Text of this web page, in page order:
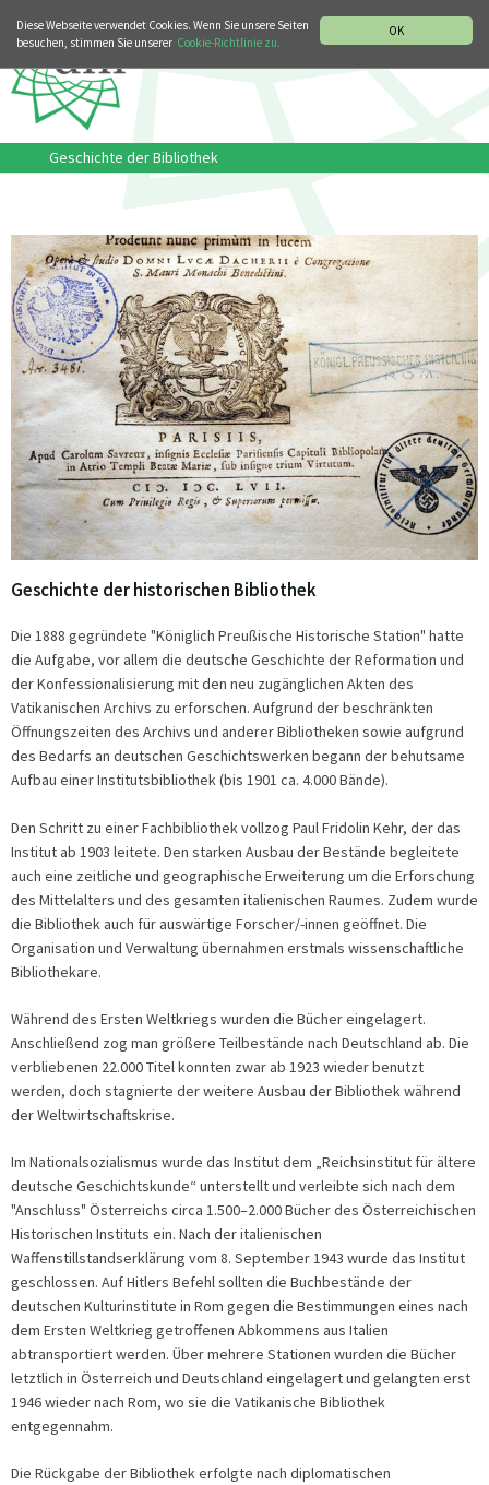
OK
Diese Webseite verwendet Cookies. Wenn Sie unsere Seiten
besuchen, stimmen Sie unserer Cookie-Richtlinie zu.
Geschichte der Bibliothek
Geschichte der historischen Bibliothek
Die 1888 gegründete "Königlich Preußische Historische Station" hatte
die Aufgabe, vor allem die deutsche Geschichte der Reformation und
der Konfessionalisierung mit den neu zugänglichen Akten des
Vatikanischen Archivs zu erforschen. Aufgrund der beschränkten
Öffnungszeiten des Archivs und anderer Bibliotheken sowie aufgrund
des Bedarfs an deutschen Geschichtswerken begann der behutsame
Aufbau einer Institutsbibliothek (bis 1901 ca. 4.000 Bände).
Den Schritt zu einer Fachbibliothek vollzog Paul Fridolin Kehr, der das
Institut ab 1903 leitete. Den starken Ausbau der Bestände begleitete
auch eine zeitliche und geographische Erweiterung um die Erforschung
des Mittelalters und des gesamten italienischen Raumes. Zudem wurde
die Bibliothek auch für auswärtige Forscher/-innen geöffnet. Die
Organisation und Verwaltung übernahmen erstmals wissenschaftliche
Bibliothekare.
Während des Ersten Weltkriegs wurden die Bücher eingelagert.
Anschließend zog man größere Teilbestände nach Deutschland ab. Die
verbliebenen 22.000 Titel konnten zwar ab 1923 wieder benutzt
werden, doch stagnierte der weitere Ausbau der Bibliothek während
der Weltwirtschaftskrise.
Im Nationalsozialismus wurde das Institut dem „Reichsinstitut für ältere
deutsche Geschichtskunde“ unterstellt und verleibte sich nach dem
"Anschluss" Österreichs circa 1.500–2.000 Bücher des Österreichischen
Historischen Instituts ein. Nach der italienischen
Waffenstillstandserklärung vom 8. September 1943 wurde das Institut
geschlossen. Auf Hitlers Befehl sollten die Buchbestände der
deutschen Kulturinstitute in Rom gegen die Bestimmungen eines nach
dem Ersten Weltkrieg getroffenen Abkommens aus Italien
abtransportiert werden. Über mehrere Stationen wurden die Bücher
letztlich in Österreich und Deutschland eingelagert und gelangten erst
1946 wieder nach Rom, wo sie die Vatikanische Bibliothek
entgegennahm.
Die Rückgabe der Bibliothek erfolgte nach diplomatischen